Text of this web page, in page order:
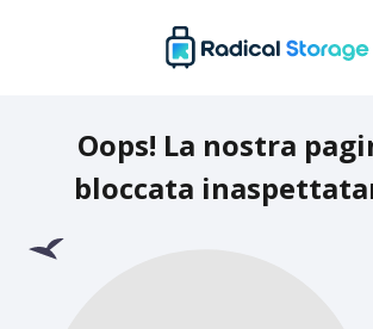
Oops! La nostra
bloccata